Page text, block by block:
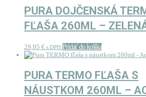
PURA DOJČENSKÁ
FĽAŠA 260ML –
29,95 € s DPH Pridať do košíka
PURA TERMO FĽAŠA S
NÁUSTKOM 260ML –